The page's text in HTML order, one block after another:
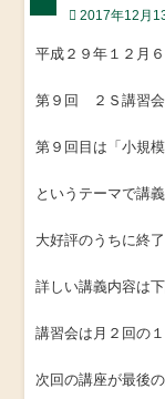
2017年12月
平成２９年１２月
第９回 ２Ｓ講習会
第９回目は「小規
というテーマで講
大好評のうちに終
詳しい講義内容は
講習会は月２回の
次回の講座が最後